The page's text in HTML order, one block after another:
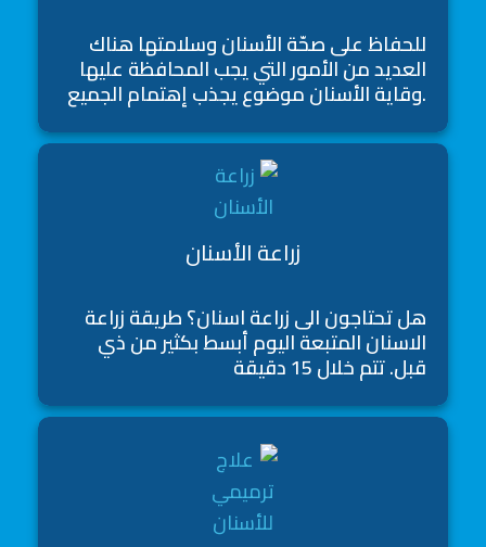
للحفاظ على صحّة الأسنان وسلامتها هناك
العديد من الأمور التي يجب المحافظة عليها
.وقاية الأسنان موضوع يجذب إهتمام الجميع
زراعة الأسنان
هل تحتاجون الى زراعة اسنان؟ طريقة زراعة
الاسنان المتبعة اليوم أبسط بكثير من ذي
قبل. تتم خلال 15 دقيقة